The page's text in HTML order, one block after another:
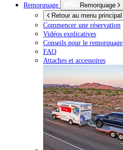
Remorquage
Remorquage
Retour au menu principal
Commencer une réservation
Vidéos explicatives
Conseils pour le remorquage
FAQ
Attaches et accessoires